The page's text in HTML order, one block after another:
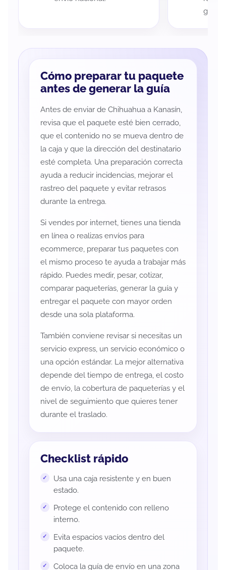
guía
Cómo preparar tu paquete
antes de generar la guía
Antes de enviar de Chihuahua a Kanasín,
revisa que el paquete esté bien cerrado,
que el contenido no se mueva dentro de
la caja y que la dirección del destinatario
esté completa. Una preparación correcta
ayuda a reducir incidencias, mejorar el
rastreo del paquete y evitar retrasos
durante la entrega.
Si vendes por internet, tienes una tienda
en línea o realizas envíos para
ecommerce, preparar tus paquetes con
el mismo proceso te ayuda a trabajar más
rápido. Puedes medir, pesar, cotizar,
comparar paqueterías, generar la guía y
entregar el paquete con mayor orden
desde una sola plataforma.
También conviene revisar si necesitas un
servicio express, un servicio económico o
una opción estándar. La mejor alternativa
depende del tiempo de entrega, el costo
de envío, la cobertura de paqueterías y el
nivel de seguimiento que quieres tener
durante el traslado.
Checklist rápido
Usa una caja resistente y en buen
estado.
Protege el contenido con relleno
interno.
Evita espacios vacíos dentro del
paquete.
Coloca la guía de envío en una zona